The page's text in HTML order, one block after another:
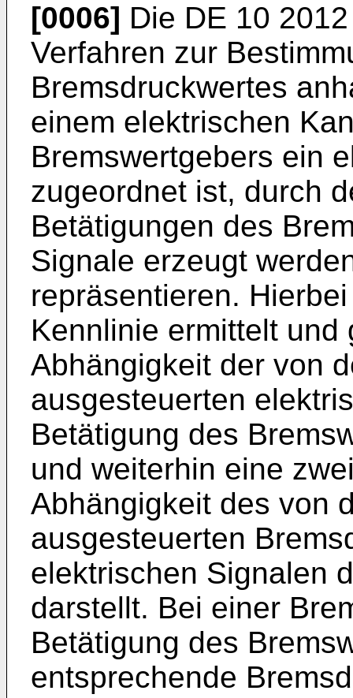
[0006] Die DE 10
Verfahren zur
Bremsdruckwertes
einem elektrischen
Bremswertgebers ein
zugeordnet ist, durch
Betätigungen des
Signale erzeugt
repräsentieren.
Kennlinie ermittelt
Abhängigkeit der von
ausgesteuerten
Betätigung des
und weiterhin eine
Abhängigkeit des von
ausgesteuerten
elektrischen Signalen
darstellt. Bei einer
Betätigung des
entsprechende